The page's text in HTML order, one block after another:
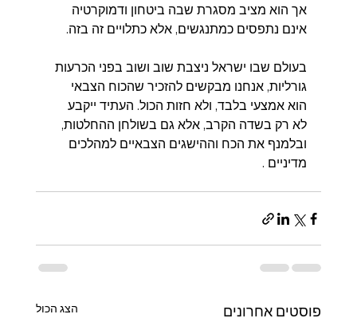
אך הוא מציב מסגרת שבה ביטחון ודמוקרטיה
אינם נתפסים כמתנגשים, אלא כתלויים זה בזה.
בעולם שבו ישראל ניצבת שוב ושוב בפני הכרעות
גורליות, אנחנו מבקשים להזכיר שהכוח הצבאי
הוא אמצעי בלבד, ולא חזות הכול. העתיד ייקבע
לא רק בשדה הקרב, אלא גם בשולחן ההחלטות,
ובלמנף את הכח וההישגים הצבאיים למהלכים
מדיניים .
פוסטים אחרונים הצג הכול